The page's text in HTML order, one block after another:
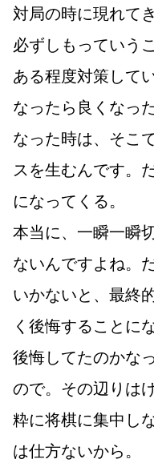
対局の時に現れて
必ずしもっていう
ある程度対策して
なったら良くなっ
なった時は、そこ
スを生むんです。
になってくる。
本当に、一瞬一瞬
ないんですよね。
いかないと、最終
く後悔することに
後悔してたのかな
ので。その辺りは
粋に将棋に集中し
は仕方ないから。